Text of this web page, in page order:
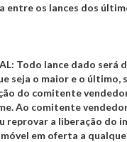
entre os lances dos
Todo lance dado será
seja o maior e o último,
do comitente
Ao comitente
reprovar a liberação do
em oferta a